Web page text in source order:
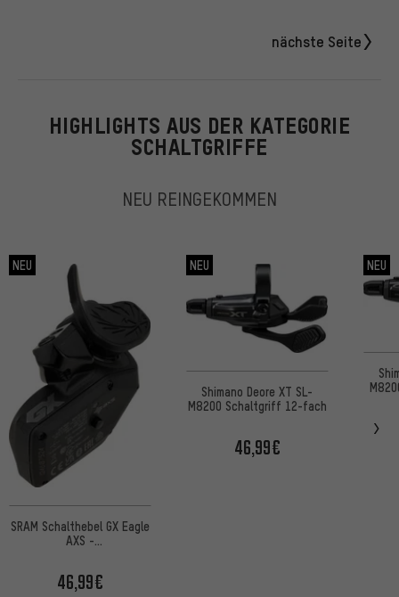
nächste Seite
HIGHLIGHTS AUS DER KATEGORIE
SCHALTGRIFFE
NEU REINGEKOMMEN
NEU
SRAM Schalthebel GX Eagle
AXS -
46,99€
NEU
Shimano Deore XT SL-
M8200 Schaltgriff 12-fach
46,99€
NEU